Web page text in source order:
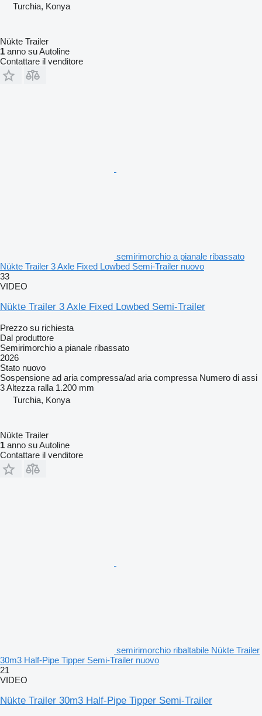
Turchia, Konya
Nükte Trailer
1 anno su Autoline
Contattare il venditore
semirimorchio a pianale ribassato
Nükte Trailer 3 Axle Fixed Lowbed Semi-Trailer nuovo
33
VIDEO
Nükte Trailer 3 Axle Fixed Lowbed Semi-Trailer
Prezzo su richiesta
Dal produttore
Semirimorchio a pianale ribassato
2026
Stato nuovo
Sospensione ad aria compressa/ad aria compressa Numero di assi
3Altezza ralla 1.200 mm
Turchia, Konya
Nükte Trailer
1 anno su Autoline
Contattare il venditore
semirimorchio ribaltabile Nükte Trailer
30m3 Half-Pipe Tipper Semi-Trailer nuovo
21
VIDEO
Nükte Trailer 30m3 Half-Pipe Tipper Semi-Trailer